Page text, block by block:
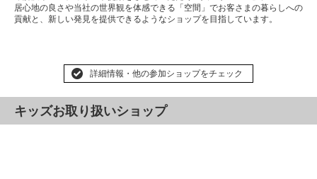
居心地の良さや当社の世界観を体感できる「空間」でお客さまの暮らしへの
貢献と、新しい発見を提供できるようなショップを目指しています。
詳細情報・他の参加ショップをチェック
キッズお取り扱いショップ